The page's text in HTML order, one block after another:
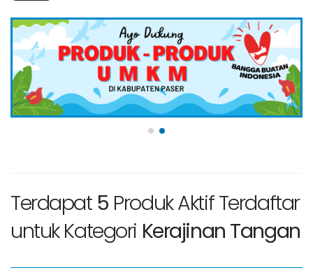
Terdapat 5 Produk Aktif Terdaftar
untuk Kategori Kerajinan Tangan